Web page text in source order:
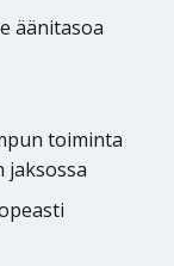
äänitasoa
toiminta
jaksossa